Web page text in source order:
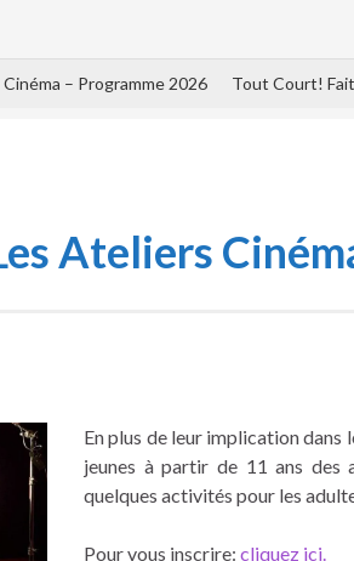
– Programme 2026 Tout Court!
Ateliers
En plus de leur implication
jeunes à partir de 11 ans des
quelques activités pour les
Pour vous inscrire:cliquez ici.